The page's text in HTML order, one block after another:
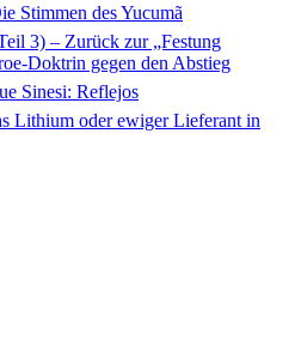
Stimmen des Yucumã
3) – Zurück zur „Festung
Doktrin gegen den Abstieg
Sinesi: Reflejos
Lithium oder ewiger Lieferant in